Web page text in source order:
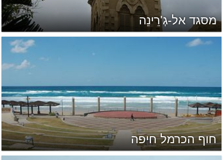
מסגד אל-גְ'רֵינֵה
חוף הכרמל חיפה